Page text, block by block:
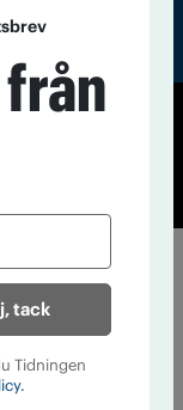
tack
Tidningen